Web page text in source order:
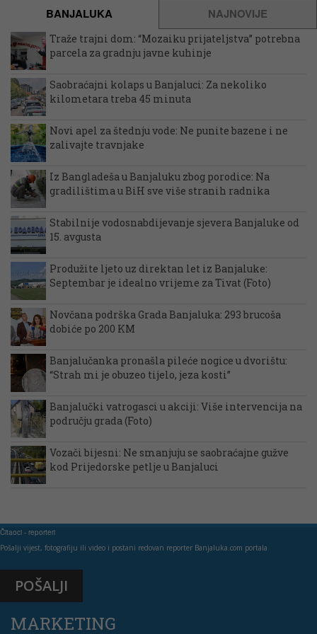
BANJALUKA NAJNOVIJE
Traže trajni dom: “Mozaiku prijateljstva” potrebna
parcela za gradnju javne kuhinje
Saobraćajni kolaps u Banjaluci: Za nekoliko
kilometara treba 45 minuta
Novi apel za štednju vode: Ne punite bazene i ne
zalivajte travnjake
Iz Bangladeša u Banjaluku zbog porodice: Na
gradilištima u BiH sve više stranih radnika
Stabilnije vodosnabdijevanje sjevera Banjaluke od
15. avgusta
Produžite ljeto uz direktan let iz Banjaluke:
Septembar je idealno vrijeme za Tivat (Foto)
Novčana podrška Grada Banjaluka: 293 brucoša
dobiće po 200 KM
Banjalučanka pronašla pileće nogice u dvorištu:
“Strah mi je obuzeo tijelo, jeza kosti”
Banjalučki vatrogasci u akciji: Više intervencija na
području grada (Foto)
Vozači bijesni: Ne smanjuju se saobraćajne gužve
kod Prijedorske petlje u Banjaluci
Čitaoci - reporteri
Pošalji vijest, fotografiju ili video i postani redovan reporter Banjaluka.com portala
POŠALJI
MARKETING